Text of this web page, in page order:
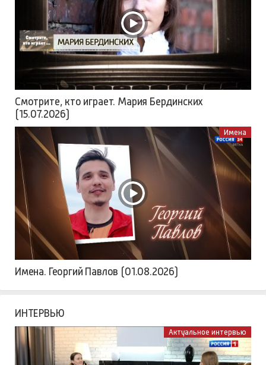
Смотрите, кто играет. Мария Бердинских
(15.07.2026)
Имена
Имена. Георгий Павлов (01.08.2026)
ИНТЕРВЬЮ
Актуальное интервью